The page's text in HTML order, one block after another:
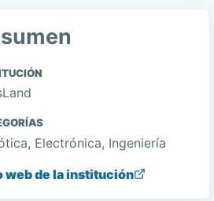
Electrónica, Ingeniería
web de la institución